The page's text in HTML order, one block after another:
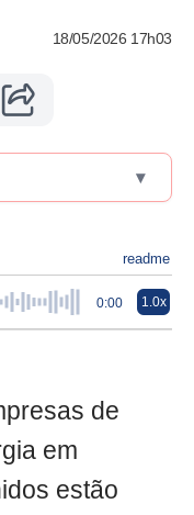
18/05/2026 17h03
▾
readme
0:00 1.0x
de
em
estão